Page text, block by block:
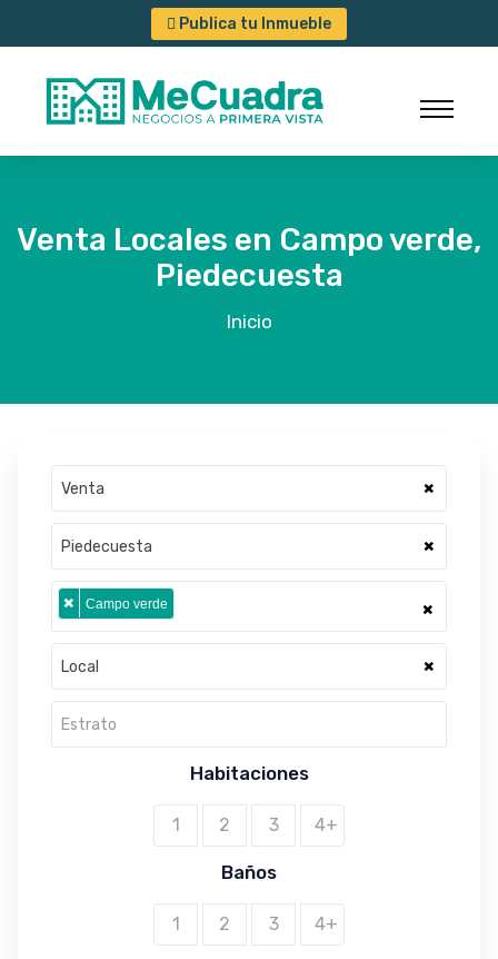
Publica tu Inmueble
Venta Locales en Campo verde,
Piedecuesta
Inicio
×
Venta
×
Piedecuesta
×
× Campo verde
×
Local
Estrato
Habitaciones
1 2 3 4+
Baños
1 2 3 4+